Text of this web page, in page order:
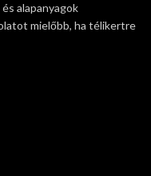
alapanyagok
mielőbb, ha télikertre